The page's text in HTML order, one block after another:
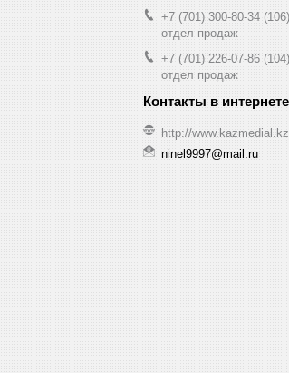
+7 (701) 300-80-34 106
отдел продаж
+7 (701) 226-07-86 104
отдел продаж
http://www.kazmedial.kz
ninel9997@mail.ru